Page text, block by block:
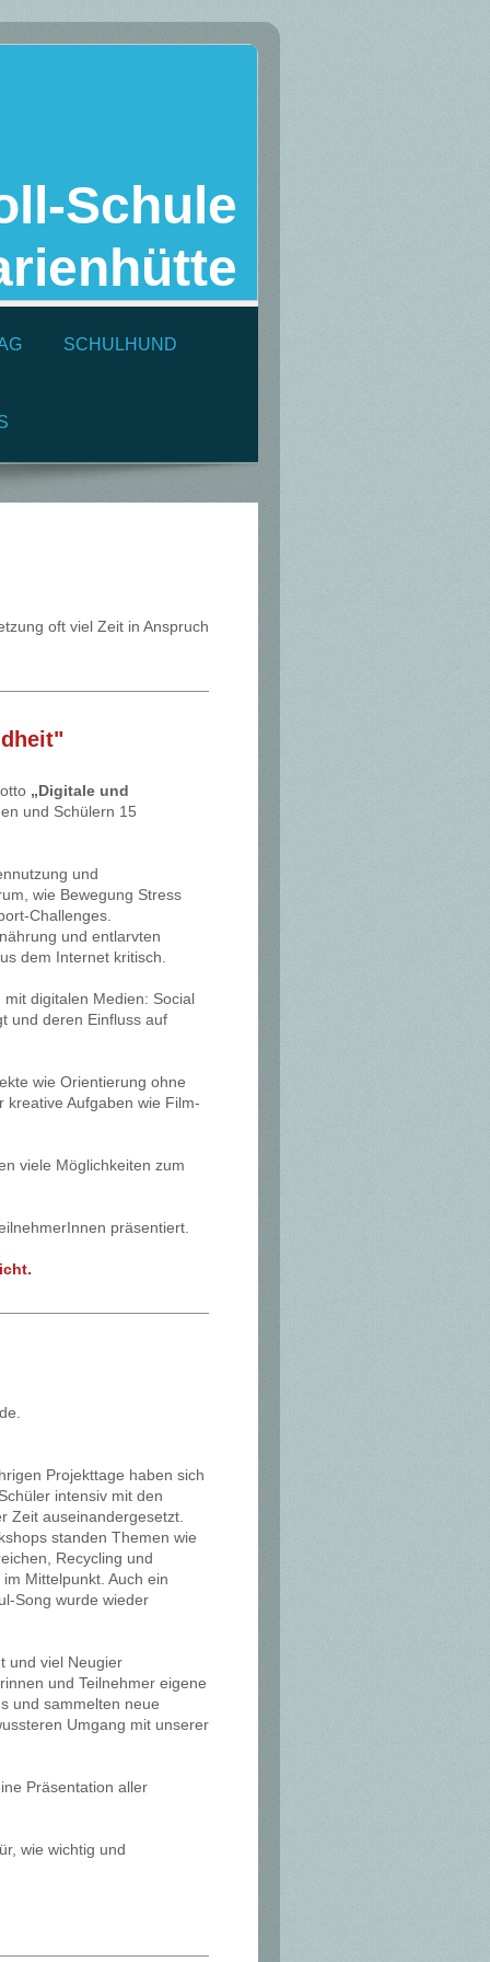
Schule
SCHULHUND
oft viel Zeit in Anspruch
„Digitale und
und Schülern 15
und
wie Bewegung Stress
Challenges.
und entlarvten
dem Internet kritisch.
digitalen Medien: Social
und deren Einfluss auf
wie Orientierung ohne
Aufgaben wie Film-
viele Möglichkeiten zum
präsentiert.
Projekttage haben sich
intensiv mit den
Zeit auseinandergesetzt.
standen Themen wie
Recycling und
Mittelpunkt. Auch ein
Song wurde wieder
und viel Neugier
und Teilnehmer eigene
und sammelten neue
Umgang mit unserer
Präsentation aller
wie wichtig und